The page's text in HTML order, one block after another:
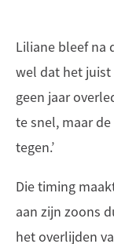
Liliane bleef na
wel dat het juist
geen jaar
te snel, maar
tegen.’
Die timing
aan zijn zoons
het overlijden